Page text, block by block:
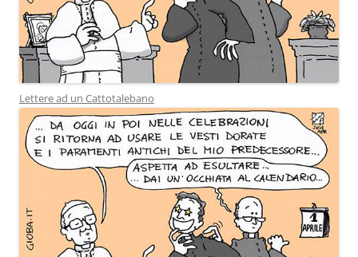
Lettere ad un Cattotalebano